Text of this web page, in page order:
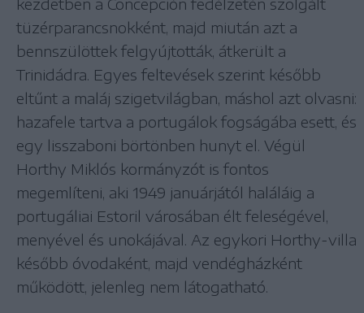
tüzérparancsnokként, majd miután azt a
bennszülöttek felgyújtották, átkerült a
Trinidádra. Egyes feltevések szerint később
eltűnt a maláj szigetvilágban, máshol azt olvasni:
hazafele tartva a portugálok fogságába esett, és
egy lisszaboni börtönben hunyt el. Végül
Horthy Miklós kormányzót is fontos
megemlíteni, aki 1949 januárjától haláláig a
portugáliai Estoril városában élt feleségével,
menyével és unokájával. Az egykori Horthy-villa
később óvodaként, majd vendégházként
működött, jelenleg nem látogatható.